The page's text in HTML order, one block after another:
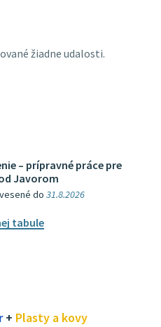
žiadne udalosti.
– prípravné práce pre
Javorom
do31.8.2026
tabule
+ Plasty a kovy